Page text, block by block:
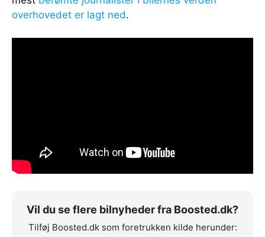
overhovedet er lagt ned.
Vil du se flere bilnyheder fra Boosted.dk?
Tilføj Boosted.dk som foretrukken kilde herunder: